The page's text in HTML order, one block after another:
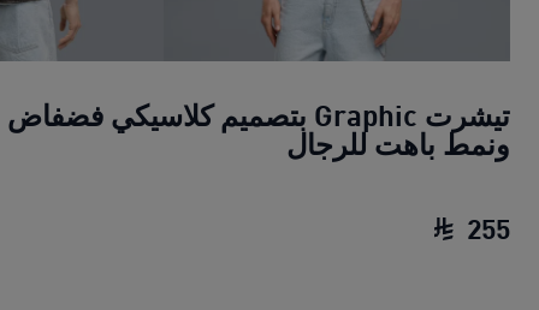
تيشرت Graphic بتصميم كلاسيكي فضفاض
ونمط باهت للرجال
255